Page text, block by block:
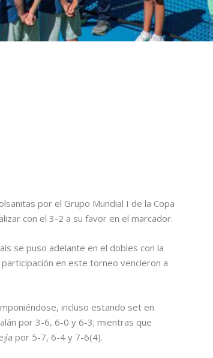
por el Grupo Mundial I de la Copa
con el 3-2 a su favor en el marcador.
se puso adelante en el dobles con la
en este torneo vencieron a
incluso estando set en
por 3-6, 6-0 y 6-3; mientras que
por 5-7, 6-4 y 7-6(4).